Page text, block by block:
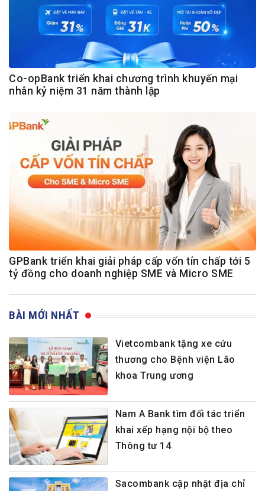
Co-opBank triển khai chương trình khuyến mại
nhân kỷ niệm 31 năm thành lập
GPBank triển khai giải pháp cấp vốn tín chấp tới 5
tỷ đồng cho doanh nghiệp SME và Micro SME
BÀI MỚI NHẤT
Vietcombank tặng xe cứu
thương cho Bệnh viện Lão
khoa Trung ương
Nam A Bank tìm đối tác triển
khai xếp hạng nội bộ theo
Thông tư 14
Sacombank cập nhật địa chỉ